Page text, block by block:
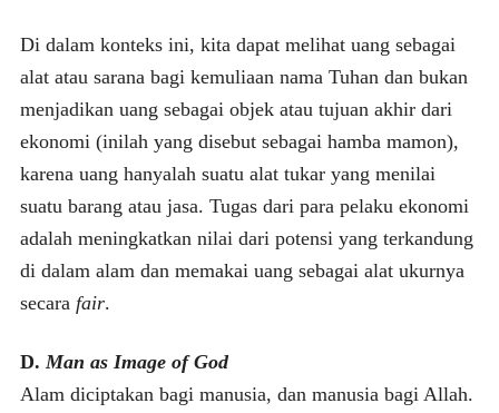
Di dalam konteks ini, kita dapat melihat uang sebagai
alat atau sarana bagi kemuliaan nama Tuhan dan bukan
menjadikan uang sebagai objek atau tujuan akhir dari
ekonomi (inilah yang disebut sebagai hamba mamon),
karena uang hanyalah suatu alat tukar yang menilai
suatu barang atau jasa. Tugas dari para pelaku ekonomi
adalah meningkatkan nilai dari potensi yang terkandung
di dalam alam dan memakai uang sebagai alat ukurnya
secara fair.
D. Man as Image of God
Alam diciptakan bagi manusia, dan manusia bagi Allah.